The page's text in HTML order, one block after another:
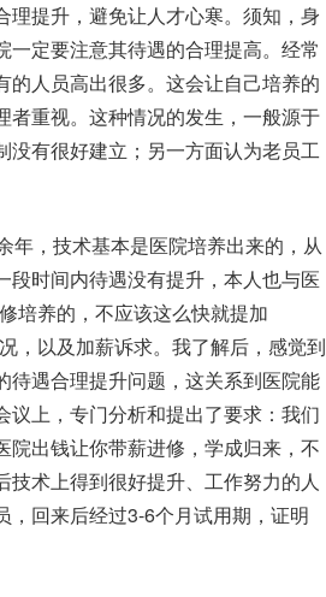
提升，避免让人才心寒。须知，身
定要注意其待遇的合理提高。经常
人员高出很多。这会让自己培养的
者重视。这种情况的发生，一般源于
没有很好建立；另一方面认为老员工
，技术基本是医院培养出来的，从
时间内待遇没有提升，本人也与医
培养的，不应该这么快就提加
，以及加薪诉求。我了解后，感觉到
待遇合理提升问题，这关系到医院能
上，专门分析和提出了要求：我们
出钱让你带薪进修，学成归来，不
术上得到很好提升、工作努力的人
，回来后经过3-6个月试用期，证明